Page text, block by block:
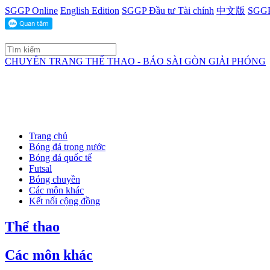
SGGP Online English Edition SGGP Đầu tư Tài chính 中文版
CHUYÊN TRANG THỂ THAO - BÁO SÀI GÒN GIẢI PHÓNG
Trang chủ
Bóng đá trong nước
Bóng đá quốc tế
Futsal
Bóng chuyền
Các môn khác
Kết nối cộng đồng
Thể thao
Các môn khác